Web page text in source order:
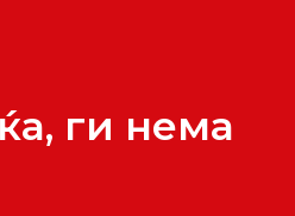
ги нема